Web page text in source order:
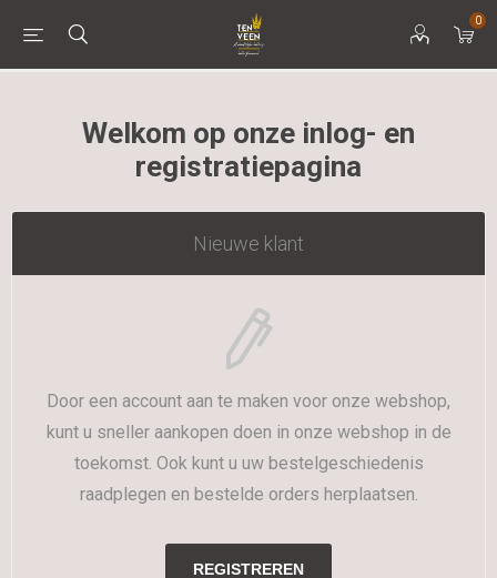
0
Welkom op onze inlog- en
registratiepagina
Nieuwe klant
Door een account aan te maken voor onze webshop,
kunt u sneller aankopen doen in onze webshop in de
toekomst. Ook kunt u uw bestelgeschiedenis
raadplegen en bestelde orders herplaatsen.